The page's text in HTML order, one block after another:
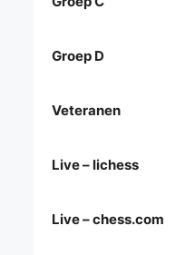
Groep D
Veteranen
Live – lichess
Live – chess.com